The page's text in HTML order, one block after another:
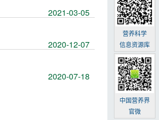
2021-03-05
2020-12-07
2020-07-18
营养科学
信息资源库
中国营养界
官微